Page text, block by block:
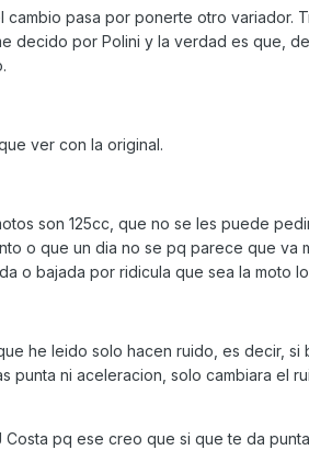
cambio pasa por ponerte otro variador.
decido por Polini y la verdad es que,
ver con la original.
son 125cc, que no se les puede
o que un dia no se pq parece que va
o bajada por ridicula que sea la moto
he leido solo hacen ruido, es decir, si
punta ni aceleracion, solo cambiara el
pq ese creo que si que te da